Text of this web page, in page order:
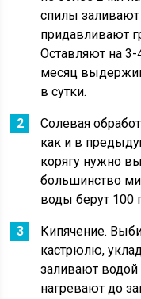
спилы
придавливают
Оставляют на 3-
месяц
в сутки.
Солевая
как и в
корягу нужно
большинство
воды берут 100
Кипячение.
кастрюлю,
заливают водой
нагревают до